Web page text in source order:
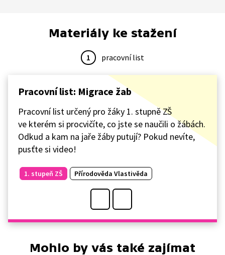
Materiály ke stažení
1 pracovní list
Pracovní list: Migrace žab
Pracovní list určený pro žáky 1. stupně ZŠ
ve kterém si procvičíte, co jste se naučili o žábách.
Odkud a kam na jaře žáby putují? Pokud nevíte,
pusťte si video!
1. stupeň ZŠ Přírodověda Vlastivěda
Mohlo by vás také zajímat